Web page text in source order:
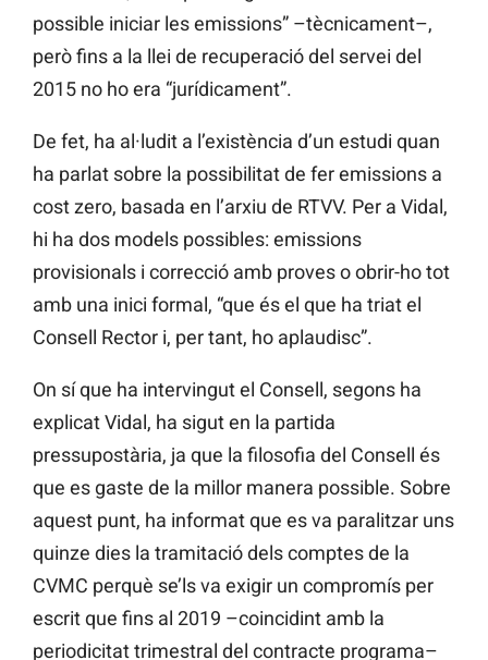
possible iniciar les emissions” –tècnicament–,
però fins a la llei de recuperació del servei del
2015 no ho era “jurídicament”.
De fet, ha al·ludit a l’existència d’un estudi quan
ha parlat sobre la possibilitat de fer emissions a
cost zero, basada en l’arxiu de RTVV. Per a Vidal,
hi ha dos models possibles: emissions
provisionals i correcció amb proves o obrir-ho tot
amb una inici formal, “que és el que ha triat el
Consell Rector i, per tant, ho aplaudisc”.
On sí que ha intervingut el Consell, segons ha
explicat Vidal, ha sigut en la partida
pressupostària, ja que la filosofia del Consell és
que es gaste de la millor manera possible. Sobre
aquest punt, ha informat que es va paralitzar uns
quinze dies la tramitació dels comptes de la
CVMC perquè se’ls va exigir un compromís per
escrit que fins al 2019 –coincidint amb la
periodicitat trimestral del contracte programa–